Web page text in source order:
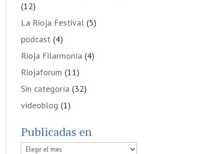
(12)
La Rioja Festival(5)
podcast(4)
Rioja Filarmonía (4)
Riojaforum (11)
Sin categoría (32)
videoblog (1)
Publicadas en
Publicadas